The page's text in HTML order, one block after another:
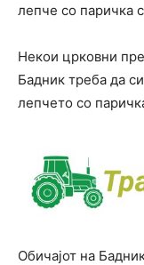
лепче со паричка
Некои црковни
Бадник треба да
лепчето со
Обичајот на